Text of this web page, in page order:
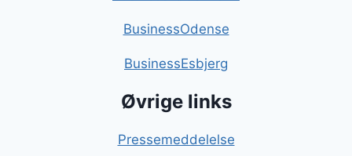
BusinessOdense
BusinessEsbjerg
Øvrige links
Pressemeddelelse